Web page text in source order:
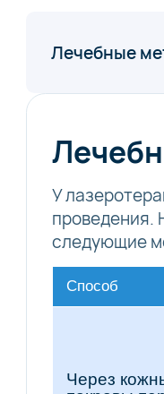
Лечебные
У
проведения.
следующие
Способ
Через